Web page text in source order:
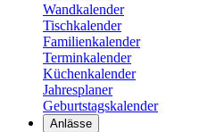
Wandkalender
Tischkalender
Familienkalender
Terminkalender
Küchenkalender
Jahresplaner
Geburtstagskalender
Anlässe